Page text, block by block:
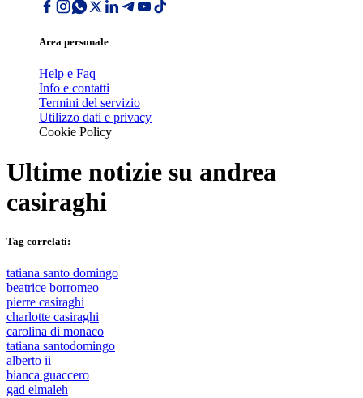
Area personale
Help e Faq
Info e contatti
Termini del servizio
Utilizzo dati e privacy
Cookie Policy
Ultime notizie su andrea
casiraghi
Tag correlati:
tatiana santo domingo
beatrice borromeo
pierre casiraghi
charlotte casiraghi
carolina di monaco
tatiana santodomingo
alberto ii
bianca guaccero
gad elmaleh